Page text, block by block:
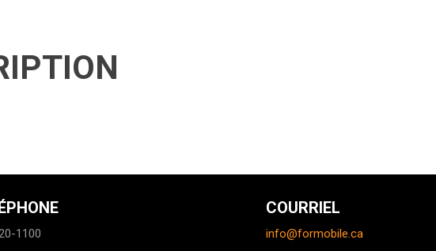
1100
COURRIEL
info@formobile.ca